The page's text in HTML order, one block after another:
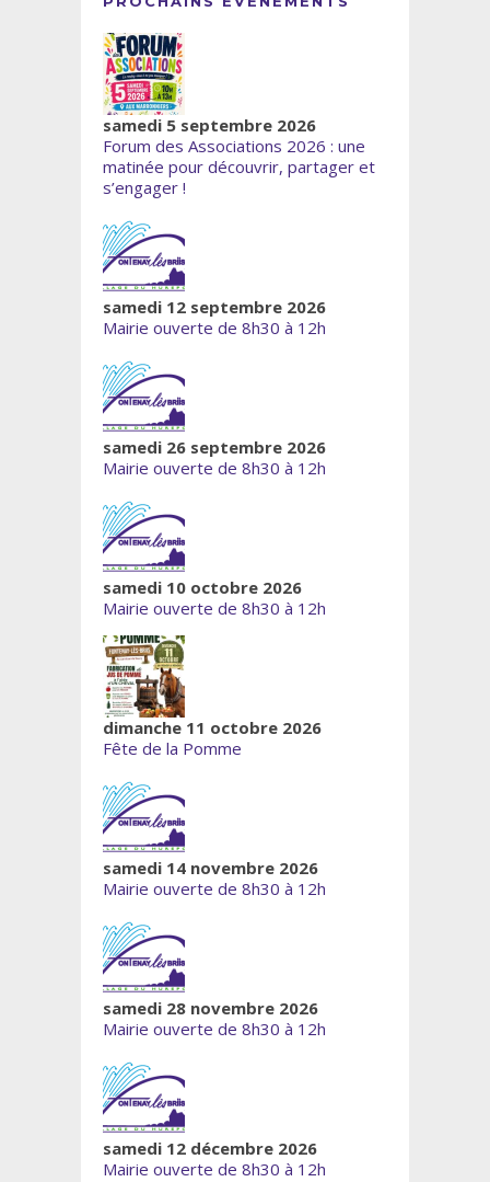
samedi 5 septembre 2026
Forum des Associations 2026 : une
matinée pour découvrir, partager et
s’engager !
samedi 12 septembre 2026
Mairie ouverte de 8h30 à 12h
samedi 26 septembre 2026
Mairie ouverte de 8h30 à 12h
samedi 10 octobre 2026
Mairie ouverte de 8h30 à 12h
dimanche 11 octobre 2026
Fête de la Pomme
samedi 14 novembre 2026
Mairie ouverte de 8h30 à 12h
samedi 28 novembre 2026
Mairie ouverte de 8h30 à 12h
samedi 12 décembre 2026
Mairie ouverte de 8h30 à 12h